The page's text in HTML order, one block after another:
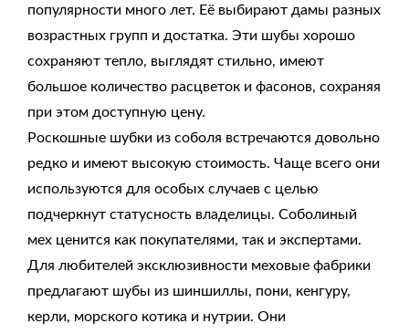
популярности много лет. Её выбирают дамы разных
возрастных групп и достатка. Эти шубы хорошо
сохраняют тепло, выглядят стильно, имеют
большое количество расцветок и фасонов, сохраняя
при этом доступную цену.
Роскошные шубки из соболя встречаются довольно
редко и имеют высокую стоимость. Чаще всего они
используются для особых случаев с целью
подчеркнут статусность владелицы. Соболиный
мех ценится как покупателями, так и экспертами.
Для любителей эксклюзивности меховые фабрики
предлагают шубы из шиншиллы, пони, кенгуру,
керли, морского котика и нутрии. Они